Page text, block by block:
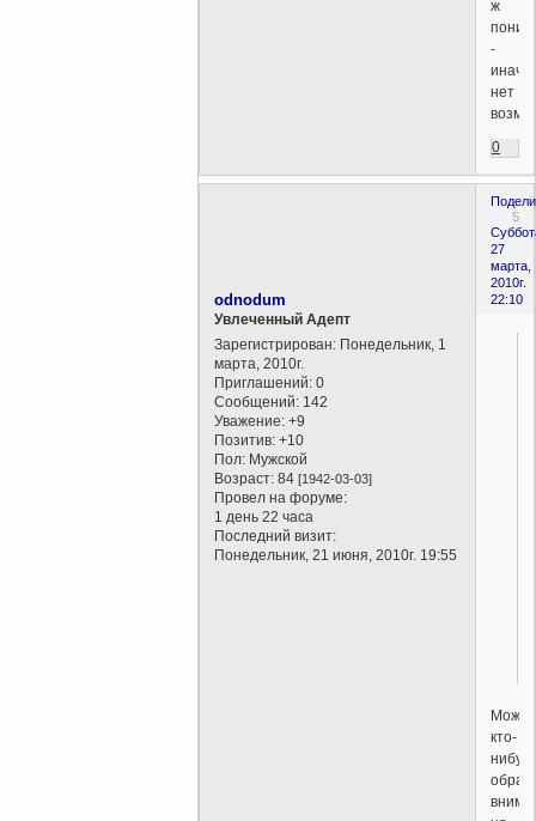
ж
-
иначе
нет
0
5
27
марта,
2010г.
22:10
odnodum
Увлеченный Адепт
Зарегистрирован: Понедельник, 1
марта, 2010г.
Приглашений: 0
Сообщений: 142
Уважение: +9
Позитив: +10
Пол: Мужской
Возраст: 84[1942-03-03]
Провел на форуме:
1 день 22 часа
Последний визит:
Понедельник, 21 июня, 2010г. 19:55
кто-